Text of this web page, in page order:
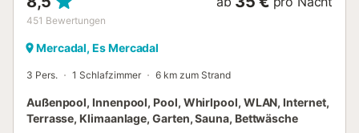
451 Bewertungen
Mercadal, Es Mercadal
3 Pers. 1 Schlafzimmer 6 km zum Strand
Außenpool, Innenpool, Pool, Whirlpool, WLAN, Internet,
Terrasse, Klimaanlage, Garten, Sauna, Bettwäsche